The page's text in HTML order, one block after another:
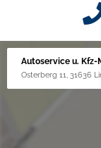
Autoservice u.
Osterberg 11, 31636